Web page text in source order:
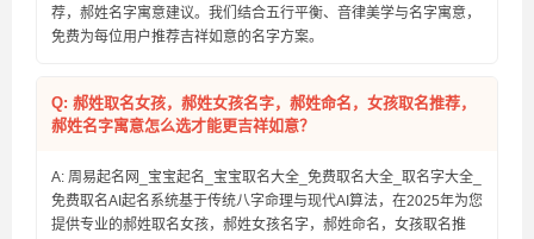
荐，郝姓名字寓意建议。我们结合五行平衡、音律美学与名字寓意，
免费为每位用户推荐吉祥如意的名字方案。
Q: 郝姓取名女孩，郝姓女孩名字，郝姓命名，女孩取名推荐，
郝姓名字寓意怎么选才能更吉祥如意？
A: 周易起名网_宝宝起名_宝宝取名大全_免费取名大全_取名字大全_
免费取名AI起名系统基于传统八字命理与现代AI算法，在2025年为您
提供专业的郝姓取名女孩，郝姓女孩名字，郝姓命名，女孩取名推